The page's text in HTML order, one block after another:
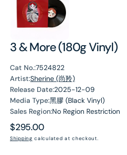
3 & More (180g Vinyl)
Cat No.:7524822
Artist:Sherine (尚羚)
Release Date:2025-12-09
Media Type:黑膠 (Black Vinyl)
Sales Region:No Region Restriction
Regular
price
$295.00
Shipping calculated at checkout.